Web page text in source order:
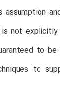
assumption
not explicitly
to
to